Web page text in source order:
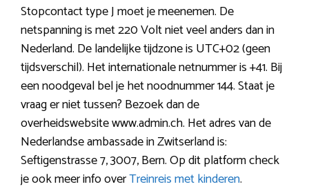
Stopcontact type J moet je meenemen. De
netspanning is met 220 Volt niet veel anders dan in
Nederland. De landelijke tijdzone is UTC+02 (geen
tijdsverschil). Het internationale netnummer is +41. Bij
een noodgeval bel je het noodnummer 144. Staat je
vraag er niet tussen? Bezoek dan de
overheidswebsite www.admin.ch. Het adres van de
Nederlandse ambassade in Zwitserland is:
Seftigenstrasse 7, 3007, Bern. Op dit platform check
je ook meer info overTreinreis met kinderen.